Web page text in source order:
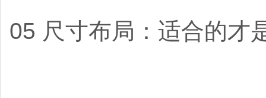
05 尺寸布局：适合的才